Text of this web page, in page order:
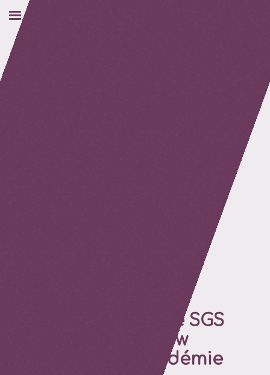
Le rôle central de SGS
Vitrology Glasgow
pendant la pandémie